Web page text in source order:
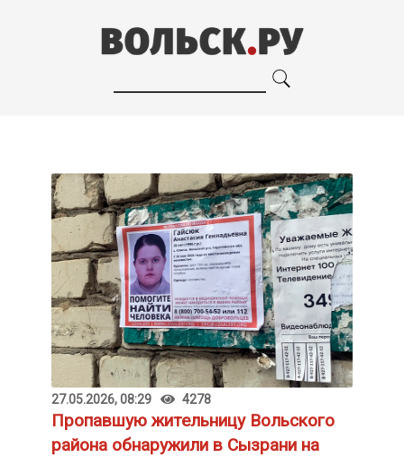
27.05.2026, 08:29 4278
Пропавшую жительницу Вольского
района обнаружили в Сызрани на